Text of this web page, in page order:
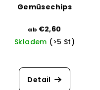
Gemüsechips
ab €2,60
Skladem (>5 St)
Detail